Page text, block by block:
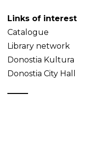
Links of interest
Catalogue
Library network
Donostia Kultura
Donostia City Hall